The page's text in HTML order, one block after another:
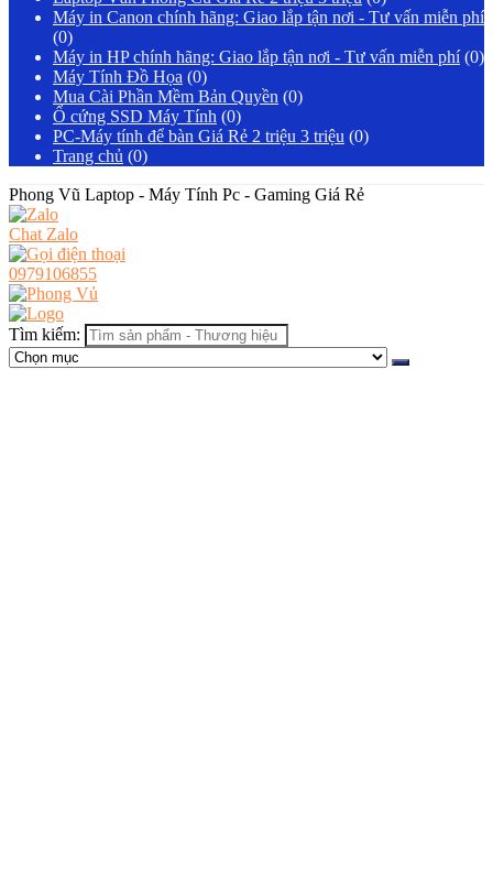
Máy in Canon chính hãng: Giao lắp tận nơi - Tư vấn miễn phí
(0)
Máy in HP chính hãng: Giao lắp tận nơi - Tư vấn miễn phí (0)
Máy Tính Đồ Họa (0)
Mua Cài Phần Mềm Bản Quyền (0)
Ổ cứng SSD Máy Tính (0)
PC-Máy tính để bàn Giá Rẻ 2 triệu 3 triệu (0)
Trang chủ (0)
Phong Vũ Laptop - Máy Tính Pc - Gaming Giá Rẻ
Chat Zalo
0979106855
Tìm kiếm: